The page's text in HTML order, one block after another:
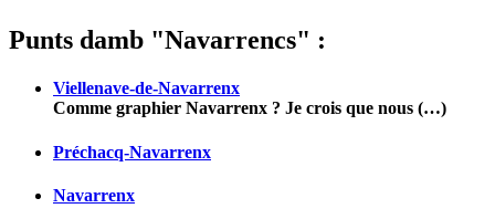
Punts damb "Navarrencs" :
Viellenave-de-Navarrenx
Comme graphier Navarrenx ? Je crois que nous (…)
Préchacq-Navarrenx
Navarrenx